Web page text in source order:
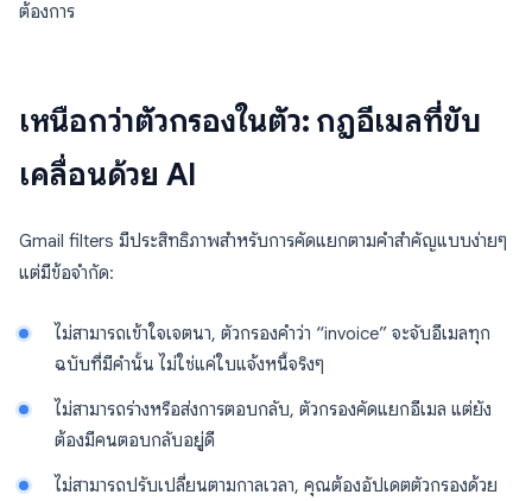
ต้องการ
เหนือกว่าตัวกรองในตัว: กฎอีเมลที่ขับ
เคลื่อนด้วย AI
Gmail filters มีประสิทธิภาพสำหรับการคัดแยกตามคำสำคัญแบบง่ายๆ
แต่มีข้อจำกัด:
ไม่สามารถเข้าใจเจตนา, ตัวกรองคำว่า “invoice” จะจับอีเมลทุก
ฉบับที่มีคำนั้น ไม่ใช่แค่ใบแจ้งหนี้จริงๆ
ไม่สามารถร่างหรือส่งการตอบกลับ, ตัวกรองคัดแยกอีเมล แต่ยัง
ต้องมีคนตอบกลับอยู่ดี
ไม่สามารถปรับเปลี่ยนตามกาลเวลา, คุณต้องอัปเดตตัวกรองด้วย